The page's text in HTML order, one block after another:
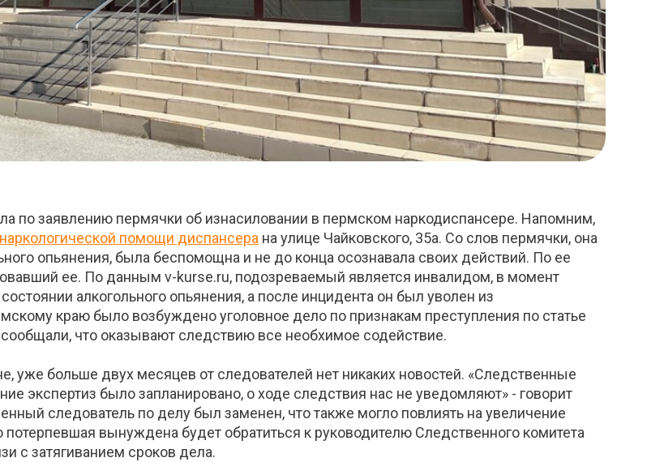
по заявлению пермячки об изнасиловании в пермском наркодиспансере. Напомним,
помощи диспансера на улице Чайковского, 35а. Со слов пермячки, она
опьянения, была беспомощна и не до конца осознавала своих действий. По ее
ее. По данным v-kurse.ru, подозреваемый является инвалидом, в момент
алкогольного опьянения, а после инцидента он был уволен из
краю было возбуждено уголовное дело по признакам преступления по статье
что оказывают следствию все необхимое содействие.
уже больше двух месяцев от следователей нет никаких новостей. «Следственные
экспертиз было запланировано, о ходе следствия нас не уведомляют» - говорит
следователь по делу был заменен, что также могло повлиять на увеличение
вынуждена будет обратиться к руководителю Следственного комитета
с затягиванием сроков дела.